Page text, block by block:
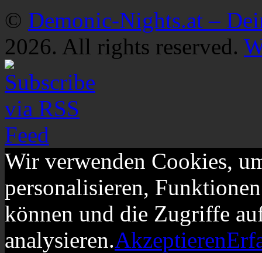
© Demonic-Nights.at –
2026. All rights reserved.
Wir verwenden Cookies,
personalisieren,
können und die Zugriffe
analysieren.Akzeptieren